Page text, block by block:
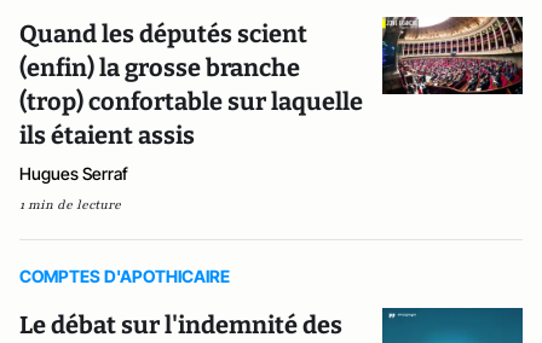
Quand les députés scient
(enfin) la grosse branche
(trop) confortable sur laquelle
ils étaient assis
Hugues Serraf
1 min de lecture
COMPTES D'APOTHICAIRE
Le débat sur l'indemnité des